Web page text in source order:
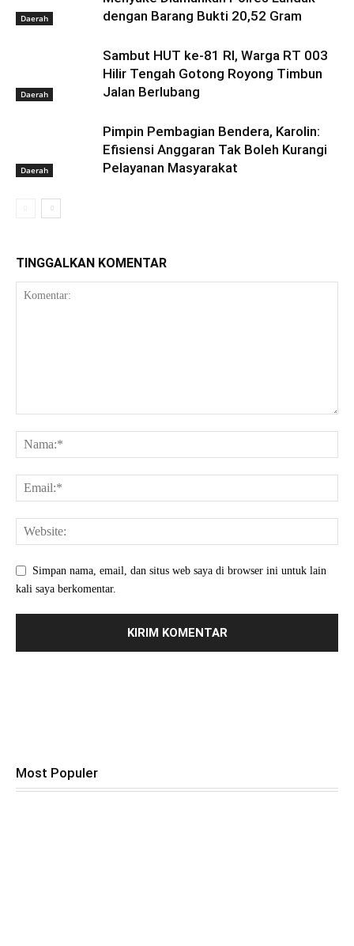
Daerah
dengan Barang Bukti 20,52 Gram
Daerah
Sambut HUT ke-81 RI, Warga RT 003
Hilir Tengah Gotong Royong Timbun
Jalan Berlubang
Daerah
Pimpin Pembagian Bendera, Karolin:
Efisiensi Anggaran Tak Boleh Kurangi
Pelayanan Masyarakat
TINGGALKAN KOMENTAR
Simpan nama, email, dan situs web saya di browser ini untuk lain
kali saya berkomentar.
Most Populer